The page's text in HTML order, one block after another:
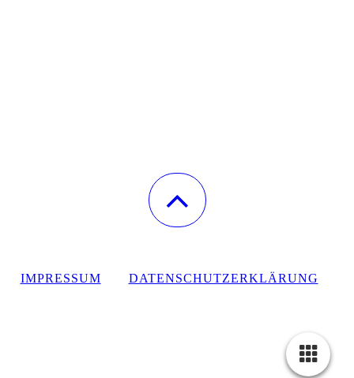
IMPRESSUM DATENSCHUTZERKLÄRUNG